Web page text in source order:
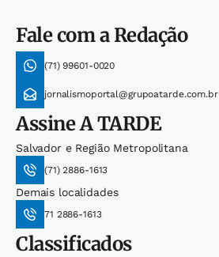
Fale com a Redação
(71) 99601-0020
jornalismoportal@grupoatarde.com.br
AssineA TARDE
Salvador e Região Metropolitana
(71) 2886-1613
Demais localidades
71 2886-1613
Classificados